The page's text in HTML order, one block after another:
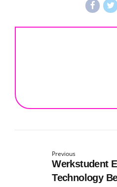
Previous
Werkstudent
Technology